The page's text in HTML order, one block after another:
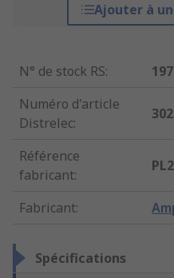
Ajouter à
N° de stock RS:
Numéro d'article
Distrelec:
Référence
fabricant:
Fabricant:
Spécifications